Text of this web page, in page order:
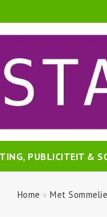
PUBLICITEIT &
Home » Met